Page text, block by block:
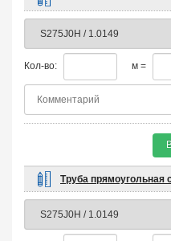
Кол-во: м =
Труба прямоугольная